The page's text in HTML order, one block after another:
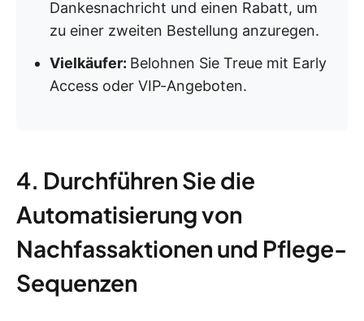
Dankesnachricht und einen Rabatt, um
zu einer zweiten Bestellung anzuregen.
Vielkäufer: Belohnen Sie Treue mit Early
Access oder VIP-Angeboten.
4. Durchführen Sie die
Automatisierung von
Nachfassaktionen und Pflege-
Sequenzen